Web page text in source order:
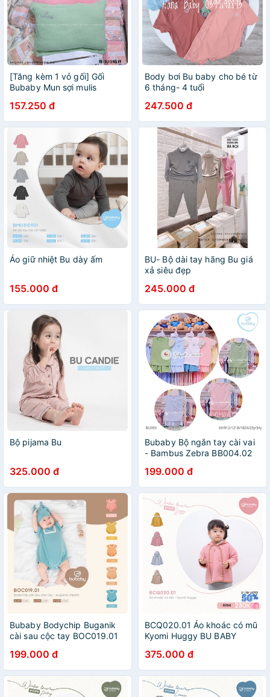
[Tăng kèm 1 vỏ gối] Gối
Bubaby Mun sợi mulis
157.250 đ
Body bơi Bu baby cho bé từ
6 tháng- 4 tuổi
247.500 đ
Áo giữ nhiệt Bu dày ấm
155.000 đ
BU- Bộ dài tay hãng Bu giá
xả siêu đẹp
245.000 đ
Bộ pijama Bu
325.000 đ
Bubaby Bộ ngắn tay cài vai
- Bambus Zebra BB004.02
inb ạ)
199.000 đ
Bubaby Bodychip Buganik
cài sau cộc tay BOC019.01
199.000 đ
BCQ020.01 Áo khoác có mũ
Kyomi Huggy BU BABY
375.000 đ